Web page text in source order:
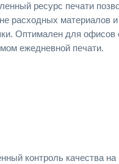
ресурс печати
расходных материалов и
Оптимален для офисов
ежедневной печати.
контроль качества на